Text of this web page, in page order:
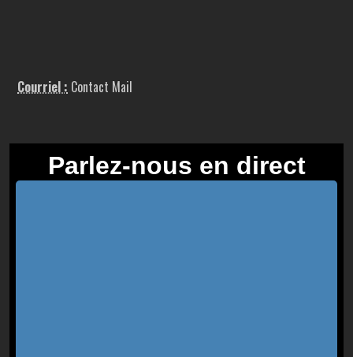
Courriel : Contact Mail